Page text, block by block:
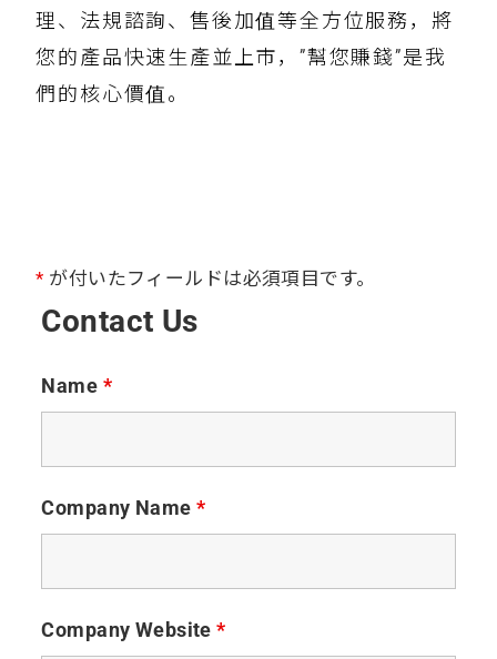
理、法規諮詢、售後加值等全方位服務，將
您的產品快速生產並上市，”幫您賺錢”是我
們的核心價值。
* が付いたフィールドは必須項目です。
Contact Us
Name *
Company Name *
Company Website*